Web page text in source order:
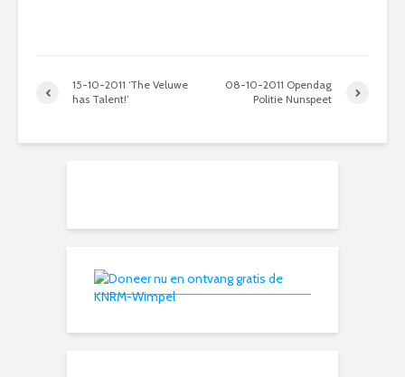
15-10-2011 ‘The Veluwe
has Talent!’
08-10-2011 Opendag
Politie Nunspeet